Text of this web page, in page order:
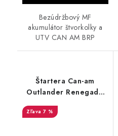
Bezúdržbový MF
akumulátor štvorkolky a
UTV CAN AM BRP
Štartera Can-am
Outlander Renegade
500 650 800 1000
Commander Maverick
7 %